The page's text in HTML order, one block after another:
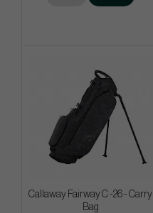
Callaway Fairway C -26 - Carry
Bag